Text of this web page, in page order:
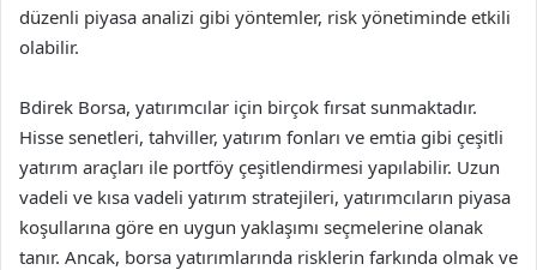
düzenli piyasa analizi gibi yöntemler, risk yönetiminde etkili
olabilir.
Bdirek Borsa, yatırımcılar için birçok fırsat sunmaktadır.
Hisse senetleri, tahviller, yatırım fonları ve emtia gibi çeşitli
yatırım araçları ile portföy çeşitlendirmesi yapılabilir. Uzun
vadeli ve kısa vadeli yatırım stratejileri, yatırımcıların piyasa
koşullarına göre en uygun yaklaşımı seçmelerine olanak
tanır. Ancak, borsa yatırımlarında risklerin farkında olmak ve